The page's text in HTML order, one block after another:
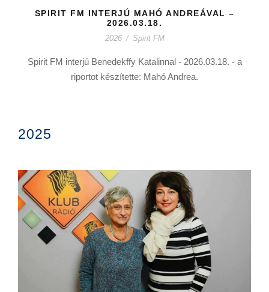
SPIRIT FM INTERJÚ MAHÓ ANDREÁVAL –
2026.03.18.
2026 / Spirit FM
Spirit FM interjú Benedekffy Katalinnal - 2026.03.18. - a
riportot készítette: Mahó Andrea.
2025